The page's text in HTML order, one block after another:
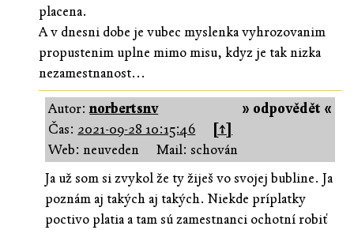
placena.
A v dnesni dobe je vubec myslenka vyhrozovanim
propustenim uplne mimo misu, kdyz je tak nizka
nezamestnanost...
» odpovědět «
Autor:norbertsnv
Čas: 2021-09-28 10:15:46
[↑]
Web: neuveden
Mail: schován
Ja už som si zvykol že ty žiješ vo svojej bubline. Ja
poznám aj takých aj takých. Niekde príplatky
poctivo platia a tam sú zamestnanci ochotní robiť